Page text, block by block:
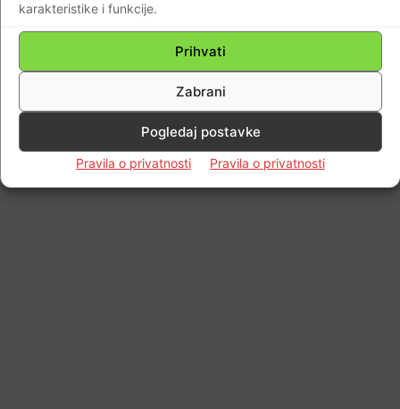
karakteristike i funkcije.
Prihvati
Zabrani
Pogledaj postavke
Pravila o privatnosti Pravila o privatnosti
Impressum Kontaktirajte nas Pravila o privatnosti
© Newspaper WordPress Theme by TagDiv